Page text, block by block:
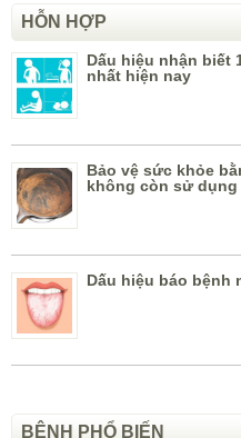
HỖN HỢP
Dấu hiệu nhận biết
nhất hiện nay
Bảo vệ sức khỏe
không còn sử
Dấu hiệu báo bệnh
BỆNH PHỔ BIẾN